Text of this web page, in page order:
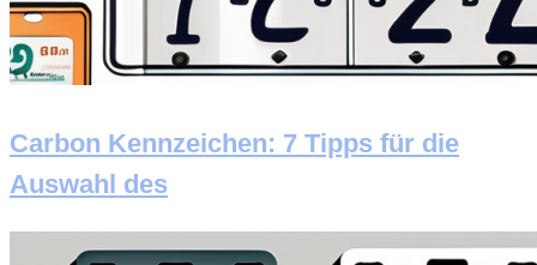
Carbon Kennzeichen: 7 Tipps für die
Auswahl des